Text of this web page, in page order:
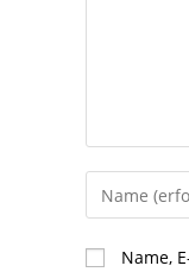
Gib
deinen
Namen
Name,